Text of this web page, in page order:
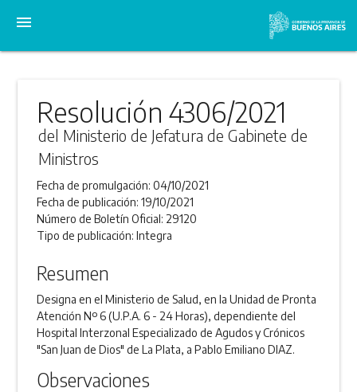
menu
Resolución 4306/2021
del Ministerio de Jefatura de Gabinete de
Ministros
Fecha de promulgación:04/10/2021
Fecha de publicación:19/10/2021
Número de Boletín Oficial: 29120
Tipo de publicación:Integra
Resumen
Designa en el Ministerio de Salud, en la Unidad de Pronta
Atención Nº 6 (U.P.A. 6 - 24 Horas), dependiente del
Hospital Interzonal Especializado de Agudos y Crónicos
"San Juan de Dios" de La Plata, a Pablo Emiliano DIAZ.
Observaciones